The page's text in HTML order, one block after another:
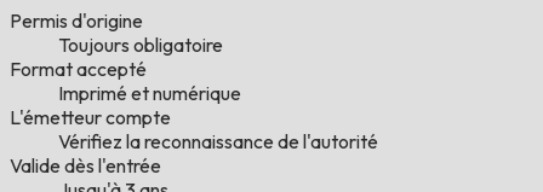
Permis d'origine
Toujours obligatoire
Format accepté
Imprimé et numérique
L'émetteur compte
Vérifiez la reconnaissance de l'autorité
Valide dès l'entrée